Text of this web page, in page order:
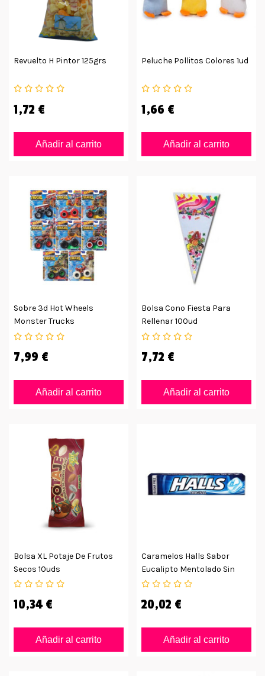
Revuelto H Pintor 125grs
1,72 €
Añadir al carrito
Peluche Pollitos Colores 1ud
1,66 €
Añadir al carrito
Sobre 3d Hot Wheels
Monster Trucks
7,99 €
Añadir al carrito
Bolsa Cono Fiesta Para
Rellenar 100ud
7,72 €
Añadir al carrito
Bolsa XL Potaje De Frutos
Secos 10uds
10,34 €
Añadir al carrito
Caramelos Halls Sabor
Eucalipto Mentolado Sin
Azúcar
20,02 €
Añadir al carrito